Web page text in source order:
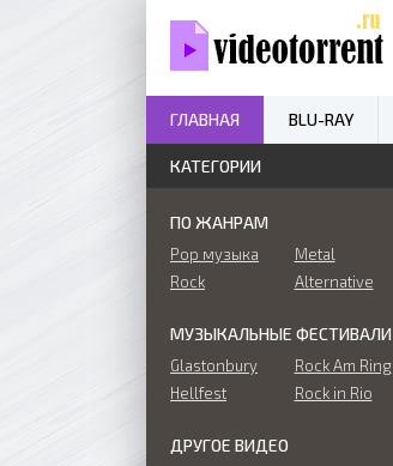
КАТЕГОРИИ
ПО ЖАНРАМ
Pop музыка
Rock
Metal
Alternative
МУЗЫКАЛЬНЫЕ ФЕСТИВАЛИ
Glastonbury
Hellfest
Rock Am Ring
Rock in Rio
ДРУГОЕ ВИДЕО
ГЛАВНАЯ BLU-RAY